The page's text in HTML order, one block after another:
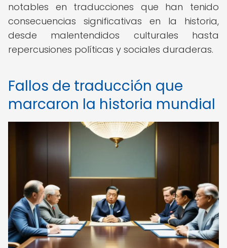
notables en traducciones que han tenido
consecuencias significativas en la historia,
desde malentendidos culturales hasta
repercusiones políticas y sociales duraderas.
Fallos de traducción que
marcaron la historia mundial